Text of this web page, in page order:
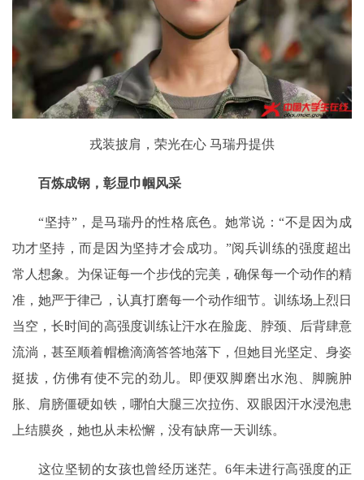
戎装披肩，荣光在心 马瑞丹提供
百炼成钢，彰显巾帼风采
“坚持”，是马瑞丹的性格底色。她常说：“不是因为成
功才坚持，而是因为坚持才会成功。”阅兵训练的强度超出
常人想象。为保证每一个步伐的完美，确保每一个动作的精
准，她严于律己，认真打磨每一个动作细节。训练场上烈日
当空，长时间的高强度训练让汗水在脸庞、脖颈、后背肆意
流淌，甚至顺着帽檐滴滴答答地落下，但她目光坚定、身姿
挺拔，仿佛有使不完的劲儿。即便双脚磨出水泡、脚腕肿
胀、肩膀僵硬如铁，哪怕大腿三次拉伤、双眼因汗水浸泡患
上结膜炎，她也从未松懈，没有缺席一天训练。
这位坚韧的女孩也曾经历迷茫。6年未进行高强度的正